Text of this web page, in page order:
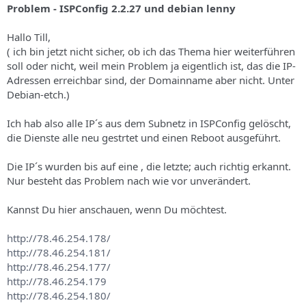
Problem - ISPConfig 2.2.27 und debian lenny
Hallo Till,
( ich bin jetzt nicht sicher, ob ich das Thema hier weiterführen
soll oder nicht, weil mein Problem ja eigentlich ist, das die IP-
Adressen erreichbar sind, der Domainname aber nicht. Unter
Debian-etch.)
Ich hab also alle IP´s aus dem Subnetz in ISPConfig gelöscht,
die Dienste alle neu gestrtet und einen Reboot ausgeführt.
Die IP´s wurden bis auf eine , die letzte; auch richtig erkannt.
Nur besteht das Problem nach wie vor unverändert.
Kannst Du hier anschauen, wenn Du möchtest.
http://78.46.254.178/
http://78.46.254.181/
http://78.46.254.177/
http://78.46.254.179
http://78.46.254.180/